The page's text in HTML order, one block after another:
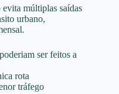
múltiplas saídas
urbano,
ser feitos a
rota
tráfego